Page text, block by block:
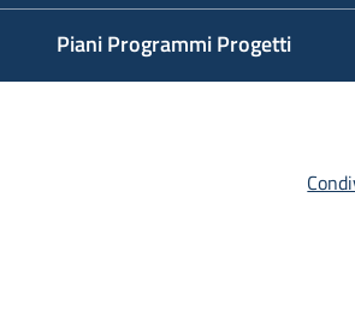
Piani Programmi Progetti